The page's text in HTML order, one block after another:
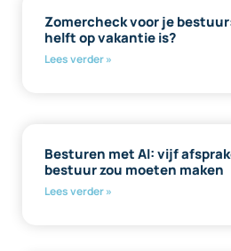
Zomercheck voor je
helft op vakantie is?
Lees verder »
Besturen met AI: vijf
bestuur zou moeten maken
Lees verder »